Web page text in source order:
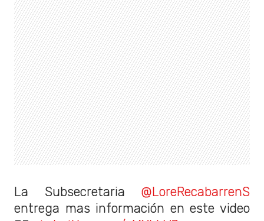
La Subsecretaria @LoreRecabarrenS
entrega mas información en este video